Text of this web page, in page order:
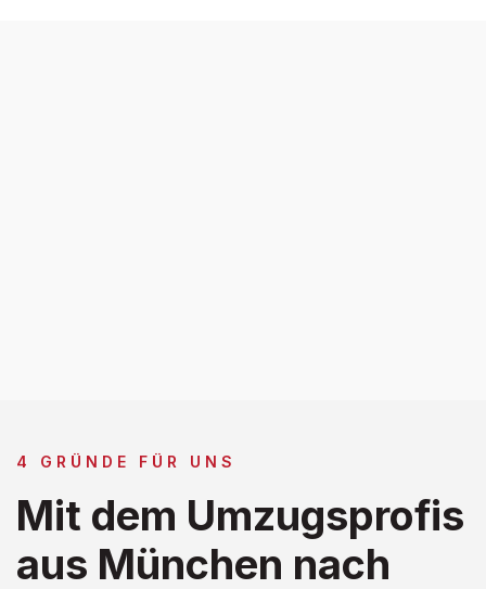
4 GRÜNDE FÜR UNS
Mit dem Umzugsprofis
aus München nach